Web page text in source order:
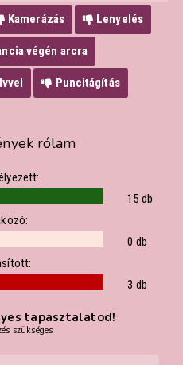
Kamerázás Lenyelés
végén arcra
Puncitágítás
rólam
15 db
0 db
3 db
tapasztalatod!
szükséges